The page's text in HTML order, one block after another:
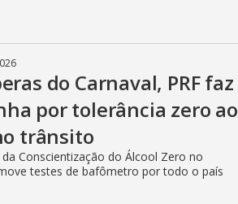
do Carnaval, PRF faz
por tolerância zero ao
trânsito
Conscientização do Álcool Zero no
testes de bafômetro por todo o país